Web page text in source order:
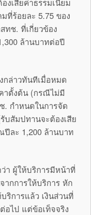
เสียค่าธรรมเนียม
ที่ร้อยละ 5.75 ของ
ทช. ที่เกี่ยวข้อง
ล้านบาทต่อปี
กล่าวทันทีเมื่อหมด
าตั้งต้น (กรณีไม่มี
. กำหนดในการจัด
บสัมปทานจะต้องเสีย
ละ 1,200 ล้านบาท
า ผู้ให้บริการมีหน้าที่
ากการให้บริการ หัก
ริการแล้ว เงินส่วนที่
อไป แต่ข้อเท็จจริง